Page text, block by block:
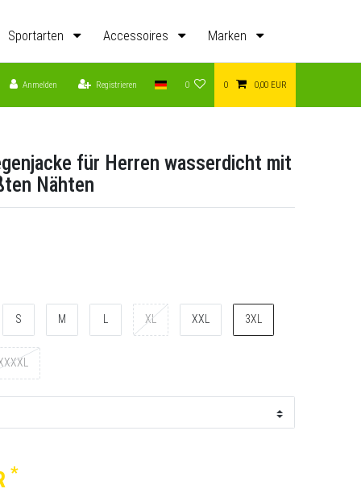
Sportarten Accessoires Marken
Anmelden Registrieren 0 0 0,00 EUR
für Herren wasserdicht mit
Nähten
S M XL XXL 3XL
*